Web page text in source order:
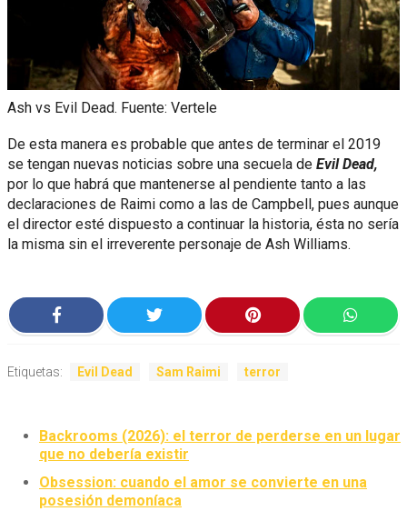
Ash vs Evil Dead. Fuente: Vertele
De esta manera es probable que antes de terminar el 2019
se tengan nuevas noticias sobre una secuela de Evil Dead,
por lo que habrá que mantenerse al pendiente tanto a las
declaraciones de Raimi como a las de Campbell, pues aunque
el director esté dispuesto a continuar la historia, ésta no sería
la misma sin el irreverente personaje de Ash Williams.
Etiquetas: Evil Dead Sam Raimi terror
Backrooms (2026): el terror de perderse en un lugar
que no debería existir
Obsession: cuando el amor se convierte en una
posesión demoníaca